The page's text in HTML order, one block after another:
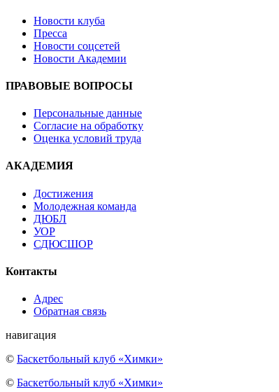
Новости клуба
Пресса
Новости соцсетей
Новости Академии
ПРАВОВЫЕ ВОПРОСЫ
Персональные данные
Согласие на обработку
Оценка условий труда
АКАДЕМИЯ
Достижения
Молодежная команда
ДЮБЛ
УОР
СДЮСШОР
Контакты
Адрес
Обратная связь
навигация
© Баскетбольный клуб «Химки»
© Баскетбольный клуб «Химки»